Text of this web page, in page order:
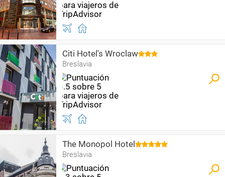
Citi Hotel's Wroclaw
Breslavia
The Monopol Hotel
Breslavia